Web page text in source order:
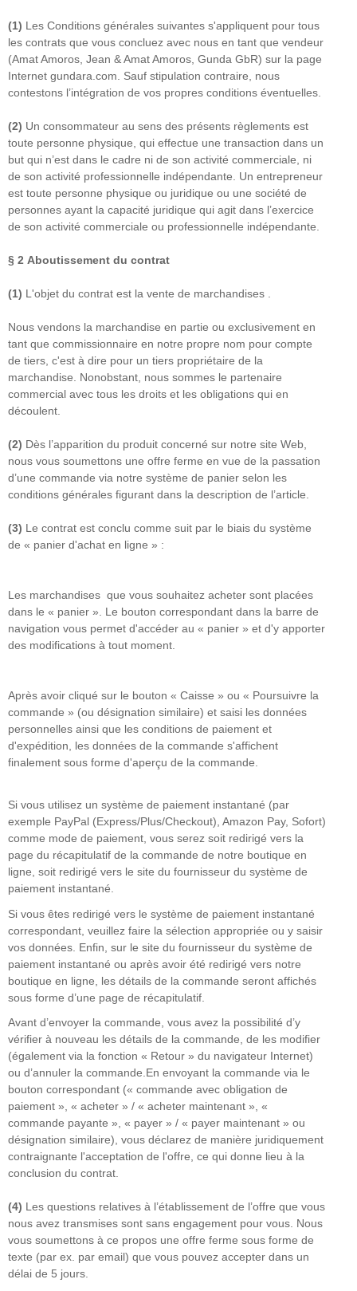
(1) Les Conditions générales suivantes s'appliquent pour tous
les contrats que vous concluez avec nous en tant que vendeur
(Amat Amoros, Jean & Amat Amoros, Gunda GbR) sur la page
Internet gundara.com. Sauf stipulation contraire, nous
contestons l’intégration de vos propres conditions éventuelles.
(2) Un consommateur au sens des présents règlements est
toute personne physique, qui effectue une transaction dans un
but qui n’est dans le cadre ni de son activité commerciale, ni
de son activité professionnelle indépendante. Un entrepreneur
est toute personne physique ou juridique ou une société de
personnes ayant la capacité juridique qui agit dans l’exercice
de son activité commerciale ou professionnelle indépendante.
§ 2 Aboutissement du contrat
(1) L'objet du contrat est la vente de marchandises .
Nous vendons la marchandise en partie ou exclusivement en
tant que commissionnaire en notre propre nom pour compte
de tiers, c'est à dire pour un tiers propriétaire de la
marchandise. Nonobstant, nous sommes le partenaire
commercial avec tous les droits et les obligations qui en
découlent.
(2) Dès l’apparition du produit concerné sur notre site Web,
nous vous soumettons une offre ferme en vue de la passation
d’une commande via notre système de panier selon les
conditions générales figurant dans la description de l’article.
(3) Le contrat est conclu comme suit par le biais du système
de « panier d'achat en ligne » :
Les marchandises que vous souhaitez acheter sont placées
dans le « panier ». Le bouton correspondant dans la barre de
navigation vous permet d'accéder au « panier » et d'y apporter
des modifications à tout moment.
Après avoir cliqué sur le bouton « Caisse » ou « Poursuivre la
commande » (ou désignation similaire) et saisi les données
personnelles ainsi que les conditions de paiement et
d'expédition, les données de la commande s'affichent
finalement sous forme d'aperçu de la commande.
Si vous utilisez un système de paiement instantané (par
exemple PayPal (Express/Plus/Checkout), Amazon Pay, Sofort)
comme mode de paiement, vous serez soit redirigé vers la
page du récapitulatif de la commande de notre boutique en
ligne, soit redirigé vers le site du fournisseur du système de
paiement instantané.
Si vous êtes redirigé vers le système de paiement instantané
correspondant, veuillez faire la sélection appropriée ou y saisir
vos données. Enfin, sur le site du fournisseur du système de
paiement instantané ou après avoir été redirigé vers notre
boutique en ligne, les détails de la commande seront affichés
sous forme d’une page de récapitulatif.
Avant d’envoyer la commande, vous avez la possibilité d’y
vérifier à nouveau les détails de la commande, de les modifier
(également via la fonction « Retour » du navigateur Internet)
ou d’annuler la commande.En envoyant la commande via le
bouton correspondant (« commande avec obligation de
paiement », « acheter » / « acheter maintenant », «
commande payante », « payer » / « payer maintenant » ou
désignation similaire), vous déclarez de manière juridiquement
contraignante l'acceptation de l'offre, ce qui donne lieu à la
conclusion du contrat.
(4) Les questions relatives à l’établissement de l’offre que vous
nous avez transmises sont sans engagement pour vous. Nous
vous soumettons à ce propos une offre ferme sous forme de
texte (par ex. par email) que vous pouvez accepter dans un
délai de 5 jours.